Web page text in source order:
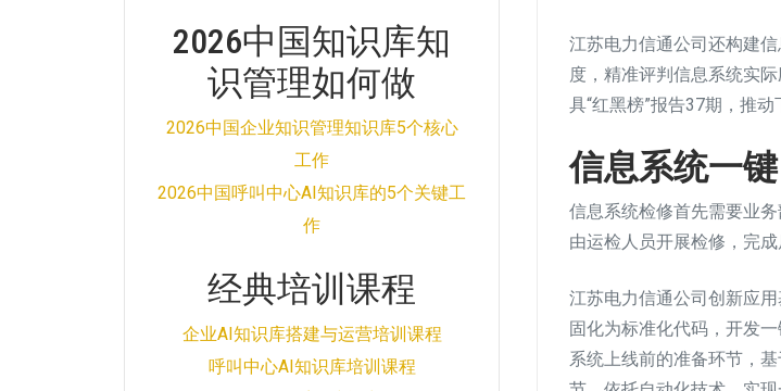
江苏电力信通公司还构建
度，精准评判信息系统实
具“红黑榜”报告37期，推动
信息系统一
信息系统检修首先需要业
由运检人员开展检修，完
江苏电力信通公司创新应
固化为标准化代码，开发
系统上线前的准备环节，
2026中国知识库知
识管理如何做
2026中国企业知识管理知识库5个核心
工作
2026中国呼叫中心AI知识库的5个关键工
作
经典培训课程
企业AI知识库搭建与运营培训课程
呼叫中心AI知识库培训课程